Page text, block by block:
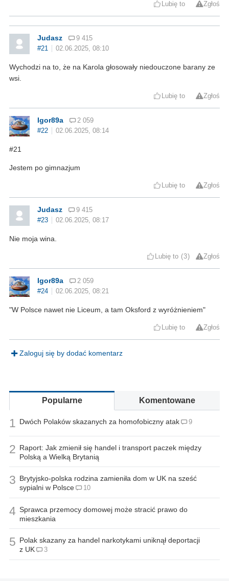
Lubię to Zgłoś
Judasz
9 415
#21
02.06.2025, 08:10
Wychodzi na to, że na Karola głosowały niedouczone barany ze
wsi.
Lubię to Zgłoś
Igor89a
2 059
#22
02.06.2025, 08:14
#21
Jestem po gimnazjum
Lubię to Zgłoś
Judasz
9 415
#23
02.06.2025, 08:17
Nie moja wina.
Lubię to 3 Zgłoś
Igor89a
2 059
#24
02.06.2025, 08:21
"W Polsce nawet nie Liceum, a tam Oksford z wyróżnieniem"
Lubię to Zgłoś
Zaloguj się by dodać komentarz
Popularne Komentowane
1 Dwóch Polaków skazanych za homofobiczny atak 9
2 Raport: Jak zmienił się handel i transport paczek między
Polską a Wielką Brytanią
3 Brytyjsko-polska rodzina zamieniła dom w UK na sześć
sypialni w Polsce
10
4 Sprawca przemocy domowej może stracić prawo do
mieszkania
5 Polak skazany za handel narkotykami uniknął deportacji
z UK
3